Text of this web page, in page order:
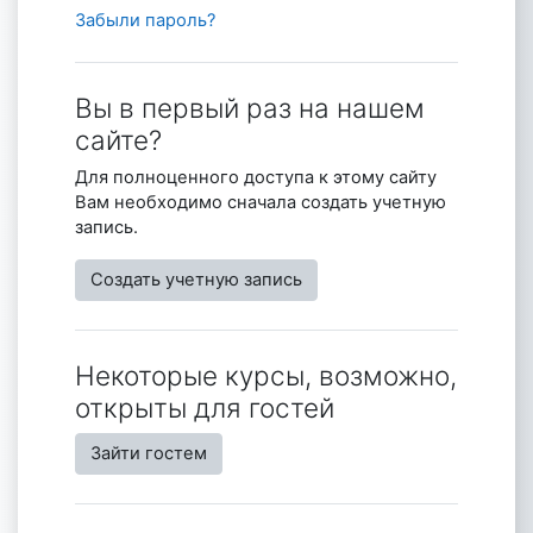
Забыли пароль?
Вы в первый раз на нашем
сайте?
Для полноценного доступа к этому сайту
Вам необходимо сначала создать учетную
запись.
Создать учетную запись
Некоторые курсы, возможно,
открыты для гостей
Зайти гостем